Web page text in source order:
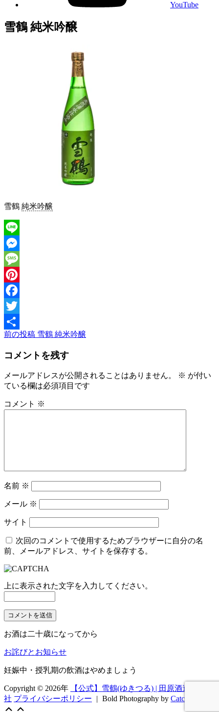
YouTube
雪鶴 純米吟醸
雪鶴 純米吟醸
Line
Messenger
Message
Pinterest
Facebook
Twitter
共
有
投
稿
ビ
ゲ
前
投
前の投稿 雪鶴 純米吟醸
コメントを残す
メールアドレスが公開されることはありません。 ※ が付い
ている欄は必須項目です
コメント ※
名前 ※
メール ※
サイト
次回のコメントで使用するためブラウザーに自分の名
前、メールアドレス、サイトを保存する。
上に表示された文字を入力してください。
お酒は二十歳になってから
お詫びとお知らせ
妊娠中・授乳期の飲酒はやめましょう
Copyright © 2026年
【公式】雪鶴(ゆきつる) | 田原酒造株式会
社 プライバシーポリシー | Bold Photography by Catch Themes
Scroll